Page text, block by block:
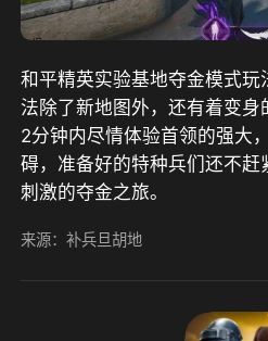
和平精英实验基地夺金模式
法除了新地图外，还有着变
2分钟内尽情体验首领的强大
碍，准备好的特种兵们还不
刺激的夺金之旅。
来源：补兵旦胡地